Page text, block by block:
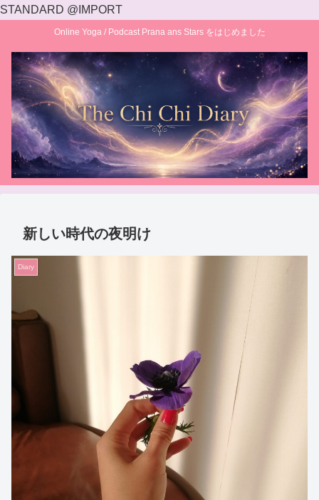
STANDARD @IMPORT
Online Yoga / Podcast Prana ans Stars をはじめました
新しい時代の夜明け
Diary